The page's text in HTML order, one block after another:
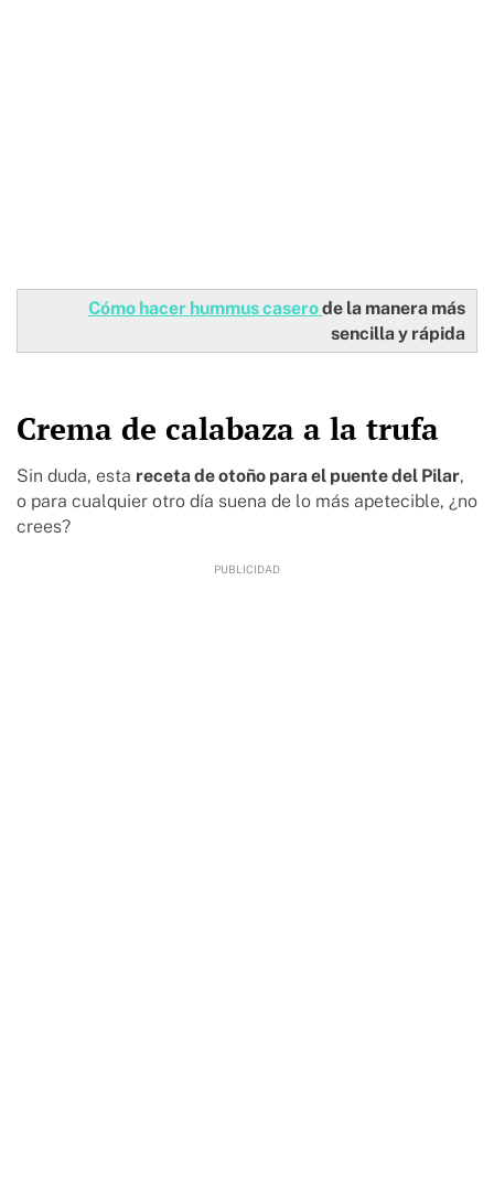
Cómo hacer hummus caserode la manera más
sencilla y rápida
Crema de calabaza a la trufa
Sin duda, esta receta de otoño para el puente del Pilar,
o para cualquier otro día suena de lo más apetecible, ¿no
crees?